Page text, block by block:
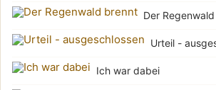
Der
Urteil -
Ich war dabei